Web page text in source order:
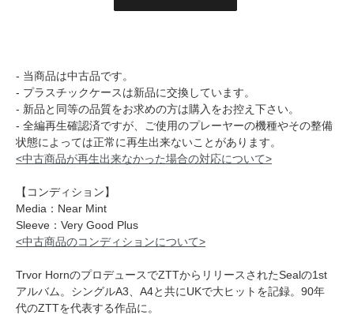
- 当商品は中古品です。
- プラスチックケースは新品に交換しています。
- 新品と同等の品質をお求めの方は購入をお控え下さい。
- 全編再生確認済ですが、ご使用のプレーヤーの機種やその整備
状態によっては正常に再生出来ないことがあります。
<中古商品が再生出来なかった場合の対応について>
【コンディション】
Media：Near Mint
Sleeve：Very Good Plus
<中古商品のコンディションについて>
Trvor HornのプロデュースでZTTからリリースされたSealの1st
アルバム。シングルA3、A4と共にUKで大ヒットを記録。90年
代のZTTを代表する作品に。